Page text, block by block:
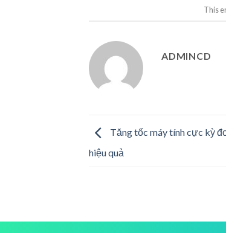
This
ADMINCD
Tăng tốc máy tính cực kỳ
hiệu quả